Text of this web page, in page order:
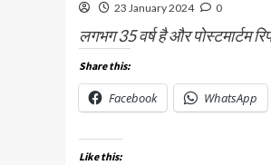
23 January 2024 0
लगभग 35 वर्ष है और पोस्टमार्टम
Share this:
Facebook WhatsApp
Like this: